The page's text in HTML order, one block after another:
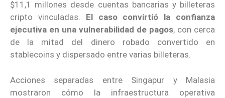
$11,1 millones desde cuentas bancarias y billeteras
cripto vinculadas. El caso convirtió la confianza
ejecutiva en una vulnerabilidad de pagos, con cerca
de la mitad del dinero robado convertido en
stablecoins y dispersado entre varias billeteras.
Acciones separadas entre Singapur y Malasia
mostraron cómo la infraestructura operativa